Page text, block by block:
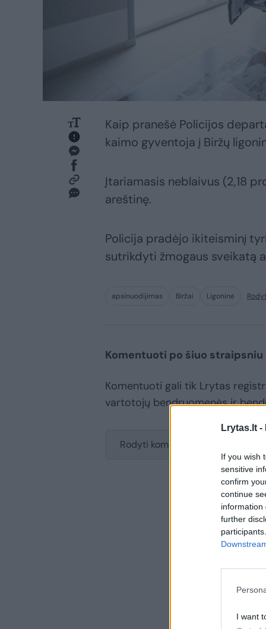
Lrytas.lt -
If you wish
sensitive
confirm
continue
information
further
I want
Kaip pranešė Policijos
kaimo gyventoja į Biržų
Įtariamasis neblaivus (2,18
areštinę.
Policija pradėjo ikiteisminį
sutrikdyti žmogaus sveikatą
apsinuodijimas Biržai Ligoninė
Komentuoti po šiuo straipsniu
Komentuoti gali tik Lrytas
vartotojų bendruomenės ir
Rodyti komentarus